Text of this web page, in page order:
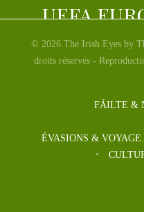
UEFA
UEFA EURO 2020 : Dublin Á Dublin, le 2 décembre
2018 à midi, a eu lieu
© 2026 The Irish Eyes by
droits réservés -
FÁILTE &
ÉVASIONS &